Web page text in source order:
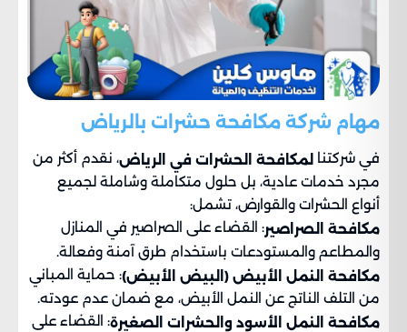
مهام شركة مكافحة حشرات بالرياض
في شركتنا لمكافحة الحشرات في الرياض، نقدم أكثر من
مجرد خدمات عادية، بل حلول متكاملة وشاملة لجميع
أنواع الحشرات والقوارض، تشمل:
مكافحة الصراصير: القضاء على الصراصير في المنازل
والمطاعم والمستودعات باستخدام طرق آمنة وفعالة.
مكافحة النمل الأبيض (البيض الأبيض): حماية المباني
من التلف الناتج عن النمل الأبيض، مع ضمان عدم عودته.
مكافحة النمل الأسود والحشرات الصغيرة: القضاء على